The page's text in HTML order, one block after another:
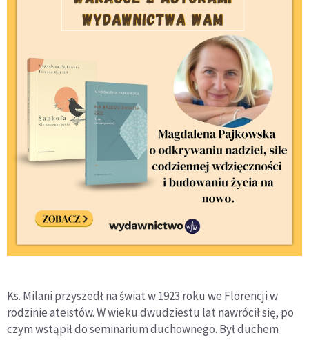
Ks. Milani przyszedł na świat w 1923 roku we Florencji w
rodzinie ateistów. W wieku dwudziestu lat nawrócił się, po
czym wstąpił do seminarium duchownego. Był duchem